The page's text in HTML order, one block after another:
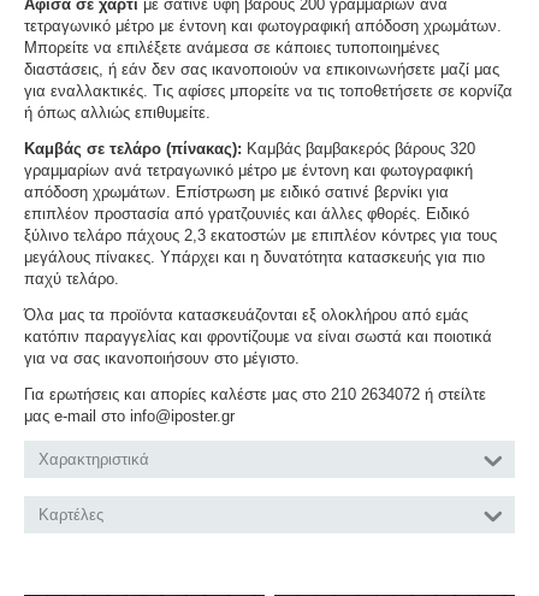
Αφίσα σε χαρτί με σατινέ υφή βάρους 200 γραμμαρίων ανά
τετραγωνικό μέτρο με έντονη και φωτογραφική απόδοση χρωμάτων.
Μπορείτε να επιλέξετε ανάμεσα σε κάποιες τυποποιημένες
διαστάσεις, ή εάν δεν σας ικανοποιούν να επικοινωνήσετε μαζί μας
για εναλλακτικές. Τις αφίσες μπορείτε να τις τοποθετήσετε σε κορνίζα
ή όπως αλλιώς επιθυμείτε.
Καμβάς σε τελάρο (πίνακας): Καμβάς βαμβακερός βάρους 320
γραμμαρίων ανά τετραγωνικό μέτρο με έντονη και φωτογραφική
απόδοση χρωμάτων. Επίστρωση με ειδικό σατινέ βερνίκι για
επιπλέον προστασία από γρατζουνιές και άλλες φθορές. Ειδικό
ξύλινο τελάρο πάχους 2,3 εκατοστών με επιπλέον κόντρες για τους
μεγάλους πίνακες. Υπάρχει και η δυνατότητα κατασκευής για πιο
παχύ τελάρο.
Όλα μας τα προϊόντα κατασκευάζονται εξ ολοκλήρου από εμάς
κατόπιν παραγγελίας και φροντίζουμε να είναι σωστά και ποιοτικά
για να σας ικανοποιήσουν στο μέγιστο.
Για ερωτήσεις και απορίες καλέστε μας στο 210 2634072 ή στείλτε
μας e-mail στο info@iposter.gr
Χαρακτηριστικά
Καρτέλες